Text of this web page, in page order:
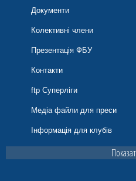
Марія Рогозіна (КСЛ (Київ)-
(Київ)-09)
Аріна Саламаха (КСЛ (Київ)-
Лілія Саловарова (БК
(Ів.-Франківськ)-09)
Катерина Саприга (БК
Документи
Колективні члени
Презентація ФБУ
Контакти
ftp Суперліги
Медіа файли для преси
Інформація для клубів